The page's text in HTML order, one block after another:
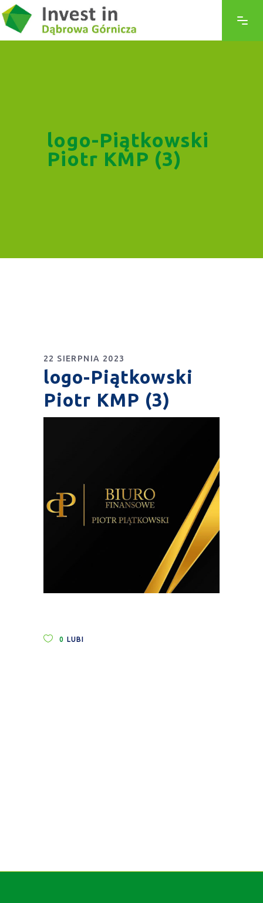
logo-Piątkowski
Piotr KMP (3)
22 SIERPNIA 2023
logo-Piątkowski
Piotr KMP (3)
0 LUBI